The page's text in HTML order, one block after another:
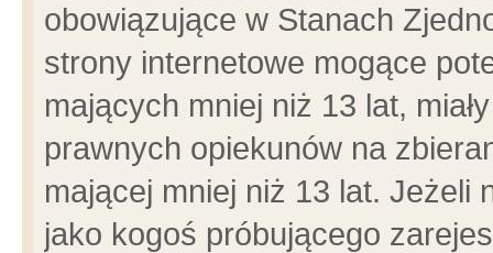
obowiązujące w Stanach
strony internetowe mogące
mających mniej niż 13 lat,
prawnych opiekunów na
mającej mniej niż 13 lat. Jeżeli
jako kogoś próbującego